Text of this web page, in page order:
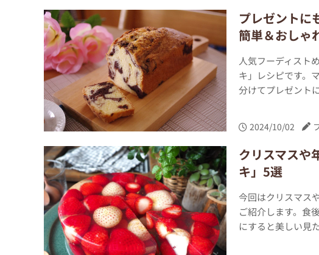
プレゼントに
簡単＆おしゃ
人気フーディスト
キ」レシピです。
分けてプレゼント
2024/10/02
クリスマスや
キ」5選
今回はクリスマス
ご紹介します。食
にすると美しい見